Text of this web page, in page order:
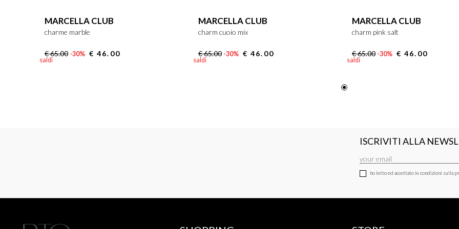
saldi
MARCELLA CLUB
charme marble
€ 65.00 -30% € 46.00
saldi
MARCELLA CLUB
charm cuoio mix
€ 65.00 -30% € 46.00
saldi
MARCELLA CLUB
charm pink salt
€ 65.00 -30% € 46.00
ISCRIVITI ALLA
ho letto ed accettato le condizioni sulla